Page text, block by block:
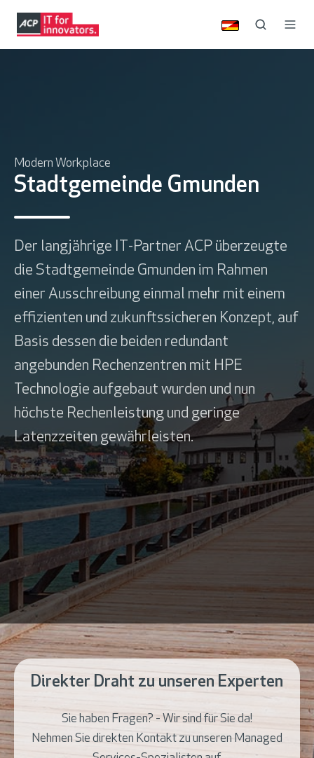
Modern Workplace
Stadtgemeinde Gmunden
Der langjährige IT-Partner ACP überzeugte
die Stadtgemeinde Gmunden im Rahmen
einer Ausschreibung einmal mehr mit einem
effizienten und zukunftssicheren Konzept, auf
Basis dessen die beiden redundant
angebunden Rechenzentren mit HPE
Technologie aufgebaut wurden und nun
höchste Rechenleistung und geringe
Latenzzeiten gewährleisten.
Direkter Draht zu unseren Experten
Sie haben Fragen? - Wir sind für Sie da!
Nehmen Sie direkten Kontakt zu unseren Managed